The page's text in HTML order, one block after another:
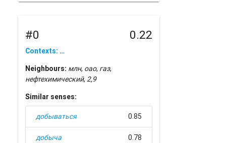
#0 0.22
Contexts: …
Neighbours: млн, оао, газ,
нефтехимический, 2,9
Similar senses:
добываться 0.85
добыча 0.78